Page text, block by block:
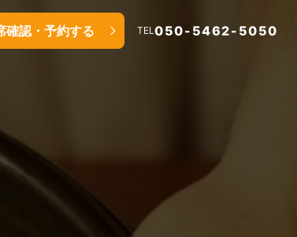
確認・予約する TEL050-5462-5050